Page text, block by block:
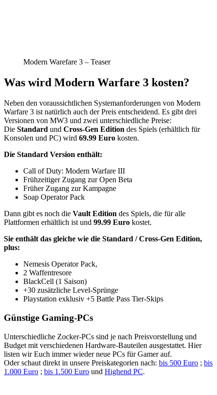
Modern Warefare 3 – Teaser
Was wird Modern Warfare 3 kosten?
Neben den voraussichtlichen Systemanforderungen von Modern
Warfare 3 ist natürlich auch der Preis entscheidend. Es gibt drei
Versionen von MW3 und zwei unterschiedliche Preise:
Die Standard und Cross-Gen Edition des Spiels (erhältlich für
Konsolen und PC) wird 69.99 Euro kosten.
Die Standard Version enthält:
Call of Duty: Modern Warfare III
Frühzeitiger Zugang zur Open Beta
Früher Zugang zur Kampagne
Soap Operator Pack
Dann gibt es noch die Vault Edition des Spiels, die für alle
Plattformen erhältlich ist und 99.99 Euro kostet.
Sie enthält das gleiche wie die Standard / Cross-Gen Edition,
plus:
Nemesis Operator Pack,
2 Waffentresore
BlackCell (1 Saison)
+30 zusätzliche Level-Sprünge
Playstation exklusiv +5 Battle Pass Tier-Skips
Günstige Gaming-PCs
Unterschiedliche Zocker-PCs sind je nach Preisvorstellung und
Budget mit verschiedenen Hardware-Bauteilen ausgestattet. Hier
listen wir Euch immer wieder neue PCs für Gamer auf.
Oder schaut direkt in unsere Preiskategorien nach: bis 500 Euro ; bis
1.000 Euro ; bis 1.500 Euro und Highend PC.